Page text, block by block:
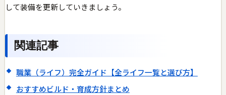
して装備を更新していきましょう。
関連記事
職業（ライフ）完全ガイド【全ライフ一覧と選び方】
おすすめビルド・育成方針まとめ